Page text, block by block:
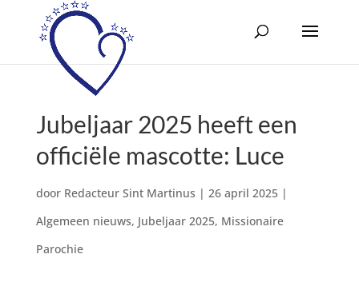
Jubeljaar 2025 heeft een
officiële mascotte: Luce
door Redacteur Sint Martinus | 26 april 2025|
Algemeen nieuws, Jubeljaar 2025, Missionaire
Parochie